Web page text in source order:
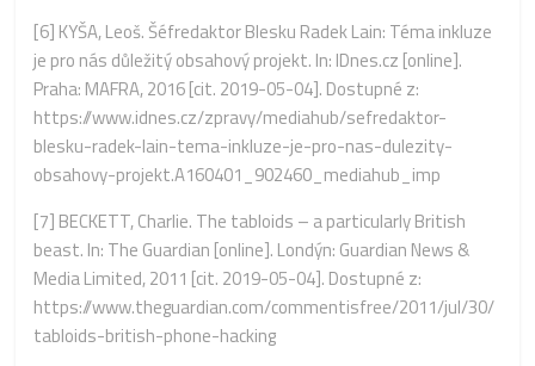
[6] KYŠA, Leoš. Šéfredaktor Blesku Radek Lain: Téma inkluze
je pro nás důležitý obsahový projekt. In: IDnes.cz [online].
Praha: MAFRA, 2016 [cit. 2019-05-04]. Dostupné z:
https://www.idnes.cz/zpravy/mediahub/sefredaktor-
blesku-radek-lain-tema-inkluze-je-pro-nas-dulezity-
obsahovy-projekt.A160401_902460_mediahub_imp
[7] BECKETT, Charlie. The tabloids – a particularly British
beast. In: The Guardian [online]. Londýn: Guardian News &
Media Limited, 2011 [cit. 2019-05-04]. Dostupné z:
https://www.theguardian.com/commentisfree/2011/jul/30/
tabloids-british-phone-hacking